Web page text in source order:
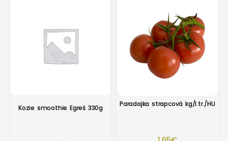
Kozie smoothie Egreš 330g Paradajka strapcová kg/I.tr./HU